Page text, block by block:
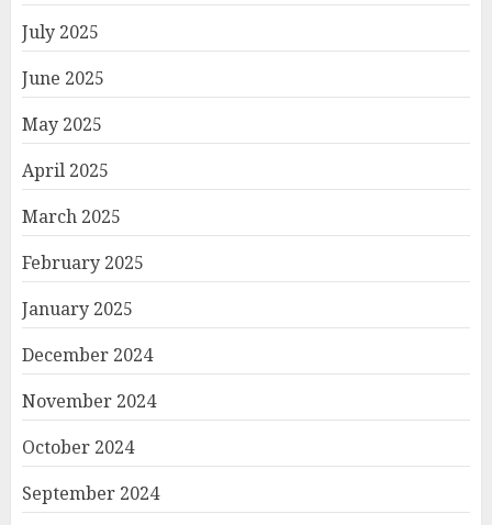
July 2025
June 2025
May 2025
April 2025
March 2025
February 2025
January 2025
December 2024
November 2024
October 2024
September 2024